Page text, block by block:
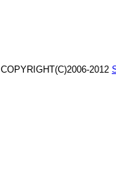
COPYRIGHT(C)2006-2012